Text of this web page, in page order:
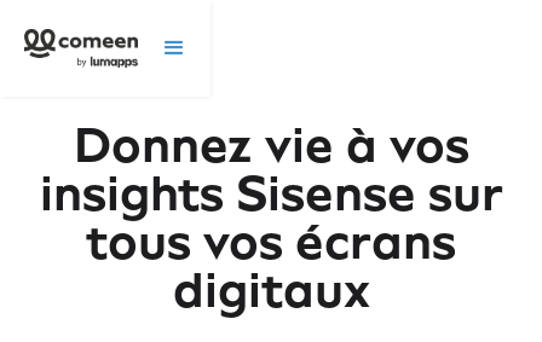
Donnez vie à vos
insights Sisense sur
tous vos écrans
digitaux